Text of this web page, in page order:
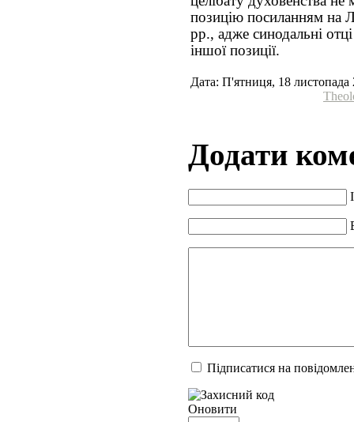
позицію посиланням на
рр., адже синодальні
іншої позиції.
Дата: П'ятниця, 18 листопада
Додати
Підписатися на
Оновити